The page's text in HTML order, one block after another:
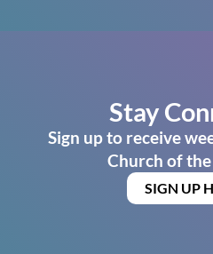
Stay
Sign up to receive
Church of
SIGN UP